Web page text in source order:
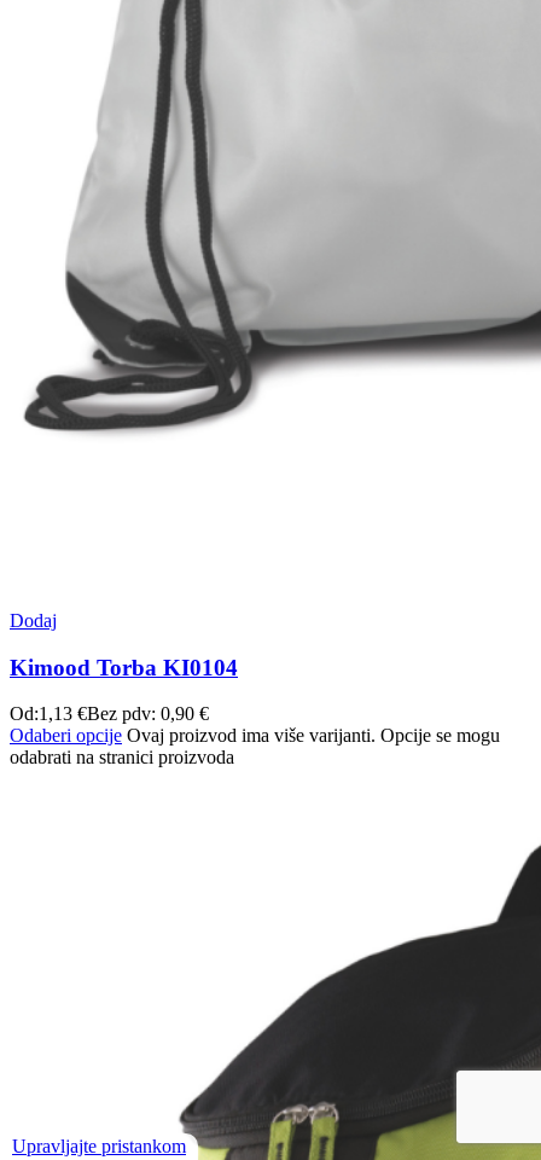
Dodaj
Kimood Torba KI0104
Od:1,13 €Bez pdv: 0,90 €
Odaberi opcije Ovaj proizvod ima više varijanti. Opcije se mogu
odabrati na stranici proizvoda
Upravljajte pristankom